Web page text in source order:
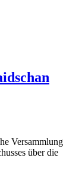
Versammlung
über die